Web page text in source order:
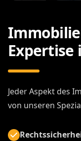
Expertise
Jeder Aspekt des
von unseren